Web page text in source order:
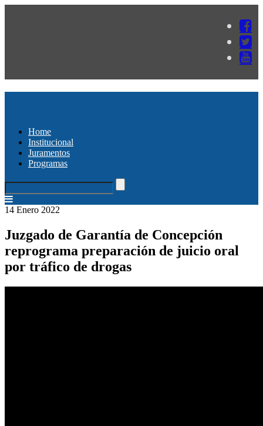
Home
Institucional
Juramentos
Programas
14 Enero 2022
Juzgado de Garantía de Concepción
reprograma preparación de juicio oral
por tráfico de drogas